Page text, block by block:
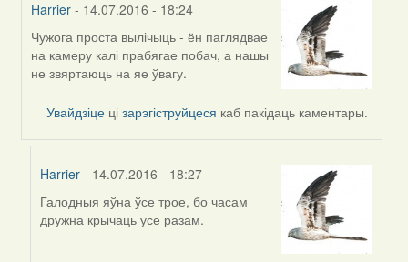
Harrier - 14.07.2016 - 18:24
In
reply
to
Жанна
(госць)
Чужога проста вылічыць - ён паглядвае
на камеру калі прабягае побач, а нашы
не звяртаюць на яе ўвагу.
Увайдзіце цізарэгіструйцеся каб пакідаць каментары.
Harrier - 14.07.2016 - 18:27
In
reply
Галодныя яўна ўсе трое, бо часам
дружна крычаць усе разам.